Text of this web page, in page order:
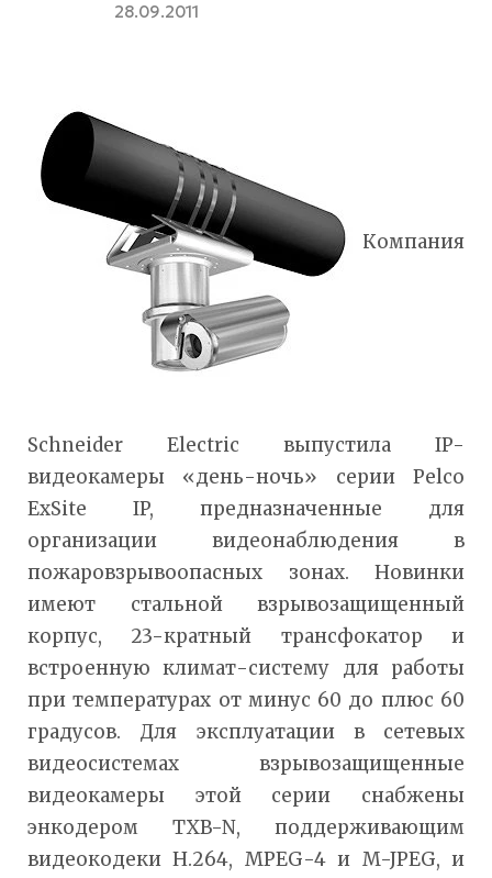
28.09.2011
Компания
Schneider Electric выпустила IP-
видеокамеры «день-ночь» серии Pelco
ExSite IP, предназначенные для
организации видеонаблюдения в
пожаровзрывоопасных зонах. Новинки
имеют стальной взрывозащищенный
корпус, 23-кратный трансфокатор и
встроенную климат-систему для работы
при температурах от минус 60 до плюс 60
градусов. Для эксплуатации в сетевых
видеосистемах взрывозащищенные
видеокамеры этой серии снабжены
энкодером TXB-N, поддерживающим
видеокодеки H.264, MPEG-4 и M-JPEG, и